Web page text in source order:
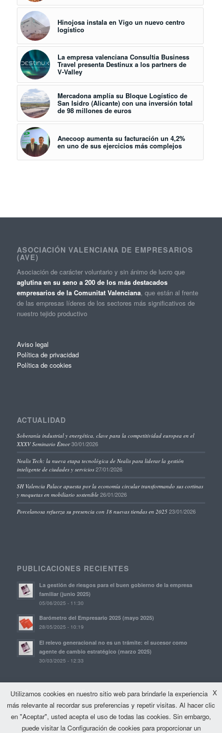
Hinojosa instala en Vigo un nuevo centro
logístico
La empresa valenciana Consultia Business
Travel presenta Destinux a los partners de
V-Valley
Mercadona amplía su Bloque Logístico de
San Isidro (Alicante) con una inversión total
de 98 millones de euros
Anecoop aumenta su facturación un 4,2%
en uno de sus ejercicios más complejos
ASOCIACIÓN VALENCIANA DE EMPRESARIOS
(AVE)
Asociación de carácter voluntario y sin ánimo de lucro que
aglutina en su seno a 200 de los más destacados
empresarios de la Comunitat Valenciana, que están al frente
de las empresas líderes de los sectores más significativos de
nuestro tejido productivo
Aviso legal
Política de privacidad
Política de cookies
ACTUALIDAD
Soberanía industrial y energética, clave para la competitividad europea en el
XXXV Seminario Étnor 30/01/2026
Nealis Tech: la nueva etapa tecnológica de Nealis para liderar la gestión
inteligente de ciudades y servicios 27/01/2026
SH Valencia Palace apuesta por la economía circular transformando sus cortinas
y moquetas en mobiliario sostenible 26/01/2026
Porcelanosa refuerza su presencia con 18 nuevas tiendas en 2025 23/01/2026
PUBLICACIONES RECIENTES
La gestión de riesgos para el buen gobierno de la empresa
familiar (junio 2025)
05/06/2025 - 11:30
Barómetro del Empresario 2025 (mayo 2025)
28/05/2025 - 10:19
El relevo generacional no es un trámite: el sucesor como
agente de cambio estratégico (marzo 2025)
30/03/2025 - 12:33
© Copyright, 2021. AVE | Asociación Valenciana de Empresarios
(AVE)
X
Utilizamos cookies en nuestro sitio web para brindarle la experiencia
más relevante al recordar sus preferencias y repetir visitas. Al hacer clic
en "Aceptar", usted acepta el uso de todas las cookies. Sin embargo,
puede visitar la Configuración de cookies para proporcionar un